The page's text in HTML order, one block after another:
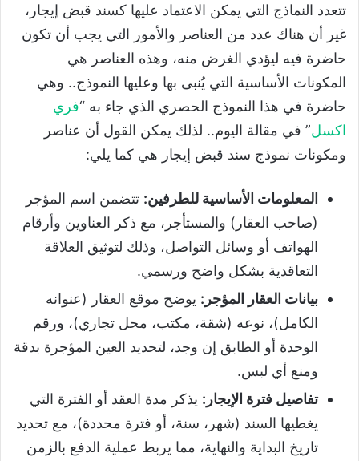
تتعدد النماذج التي يمكن الاعتماد عليها كسند قبض إيجار،
غير أن هناك عدد من العناصر والأمور التي يجب أن تكون
حاضرة فيه ليؤدي الغرض منه، وهذه العناصر هي
المكونات الأساسية التي يُنبى بها وعليها النموذج.. وهي
حاضرة في هذا النموذج الحصري الذي جاء به “فري
اكسل” في مقالة اليوم.. لذلك يمكن القول أن عناصر
ومكونات نموذج سند قبض إيجار هي كما يلي:
المعلومات الأساسية للطرفين: تتضمن اسم المؤجر
(صاحب العقار) والمستأجر، مع ذكر العناوين وأرقام
الهواتف أو وسائل التواصل، وذلك لتوثيق العلاقة
التعاقدية بشكل واضح ورسمي.
بيانات العقار المؤجر : يوضح موقع العقار (عنوانه
الكامل)، نوعه (شقة، مكتب، محل تجاري)، ورقم
الوحدة أو الطابق إن وجد، لتحديد العين المؤجرة بدقة
ومنع أي لبس.
تفاصيل فترة الإيجار : يذكر مدة العقد أو الفترة التي
يغطيها السند (شهر، سنة، أو فترة محددة)، مع تحديد
تاريخ البداية والنهاية، مما يربط عملية الدفع بالزمن